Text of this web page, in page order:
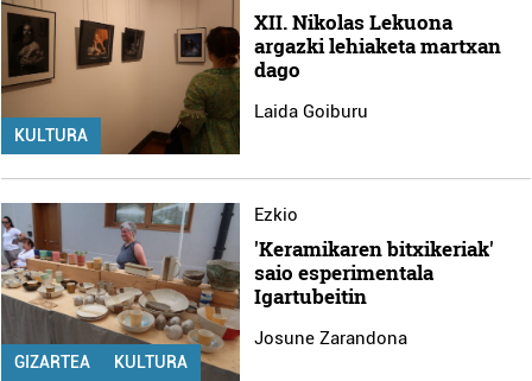
KULTURA
XII. Nikolas Lekuona
argazki lehiaketa martxan
dago
Laida Goiburu
GIZARTEA KULTURA
Ezkio
'Keramikaren bitxikeriak'
saio esperimentala
Igartubeitin
Josune Zarandona